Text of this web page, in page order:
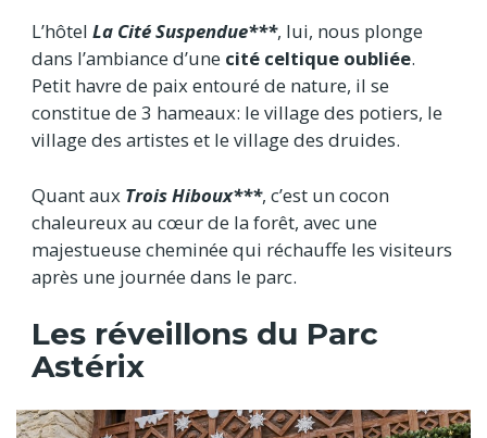
L’hôtel La Cité Suspendue***, lui, nous plonge
dans l’ambiance d’une cité celtique oubliée.
Petit havre de paix entouré de nature, il se
constitue de 3 hameaux: le village des potiers, le
village des artistes et le village des druides.
Quant aux Trois Hiboux***, c’est un cocon
chaleureux au cœur de la forêt, avec une
majestueuse cheminée qui réchauffe les visiteurs
après une journée dans le parc.
Les réveillons du Parc
Astérix